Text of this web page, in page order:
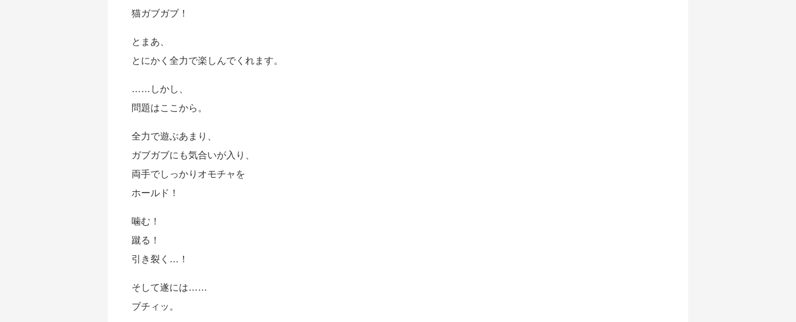
猫ガブガブ！
とまあ、
とにかく全力で楽しんでくれます。
……しかし、
問題はここから。
全力で遊ぶあまり、
ガブガブにも気合いが入り、
両手でしっかりオモチャを
ホールド！
噛む！
蹴る！
引き裂く…！
そして遂には……
ブチィッ。